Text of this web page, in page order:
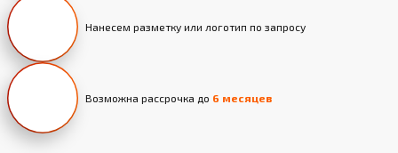
Нанесем разметку или логотип по запросу
Возможна рассрочка до 6 месяцев